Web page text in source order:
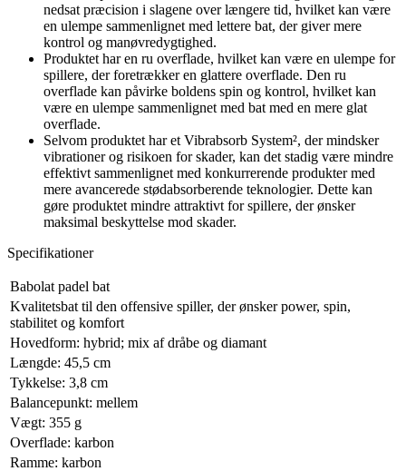
nedsat præcision i slagene over længere tid, hvilket kan være
en ulempe sammenlignet med lettere bat, der giver mere
kontrol og manøvredygtighed.
Produktet har en ru overflade, hvilket kan være en ulempe for
spillere, der foretrækker en glattere overflade. Den ru
overflade kan påvirke boldens spin og kontrol, hvilket kan
være en ulempe sammenlignet med bat med en mere glat
overflade.
Selvom produktet har et Vibrabsorb System², der mindsker
vibrationer og risikoen for skader, kan det stadig være mindre
effektivt sammenlignet med konkurrerende produkter med
mere avancerede stødabsorberende teknologier. Dette kan
gøre produktet mindre attraktivt for spillere, der ønsker
maksimal beskyttelse mod skader.
Specifikationer
Babolat padel bat
Kvalitetsbat til den offensive spiller, der ønsker power, spin,
stabilitet og komfort
Hovedform: hybrid; mix af dråbe og diamant
Længde: 45,5 cm
Tykkelse: 3,8 cm
Balancepunkt: mellem
Vægt: 355 g
Overflade: karbon
Ramme: karbon